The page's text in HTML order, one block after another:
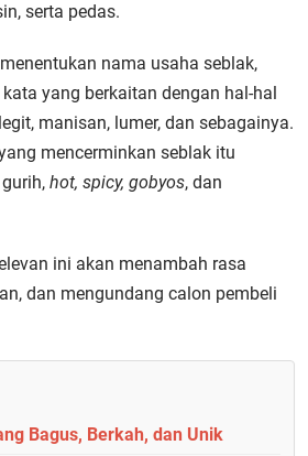
serta pedas.
nama usaha seblak,
yang berkaitan dengan hal-hal
manisan, lumer, dan sebagainya.
mencerminkan seblak itu
hot, spicy, gobyos, dan
ini akan menambah rasa
dan mengundang calon pembeli
Bagus, Berkah, dan Unik